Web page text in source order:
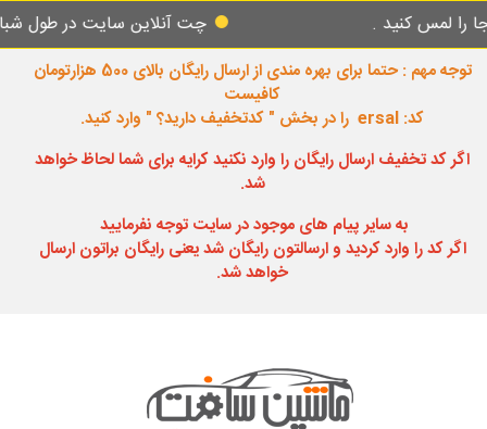
کنید . چت آنلاین سایت در طول شبانه روز
توجه مهم : حتما برای بهره مندی از ارسال رایگان بالای 500 هزارتومان
کافیست
کد: ersal را در بخش " کدتخفیف دارید؟ " وارد کنید.
اگر کد تخفیف ارسال رایگان را وارد نکنید کرایه برای شما لحاظ خواهد
شد.
به سایر پیام های موجود در سایت توجه نفرمایید
اگر کد را وارد کردید و ارسالتون رایگان شد یعنی رایگان براتون ارسال
خواهد شد.